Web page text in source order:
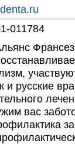
011784
и русские
вас